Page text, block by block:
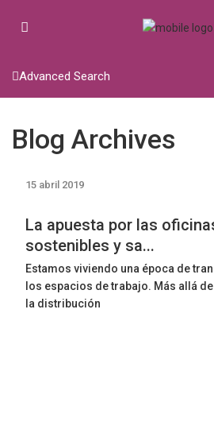
Advanced Search
Blog Archives
La apuesta por las
sostenibles y sa...
15 abril 2019
Estamos viviendo una época de
los espacios de trabajo. Más allá
la distribución